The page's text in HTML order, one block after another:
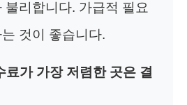
불리합니다. 가급적 필요
것이 좋습니다.
료가 가장 저렴한 곳은 결